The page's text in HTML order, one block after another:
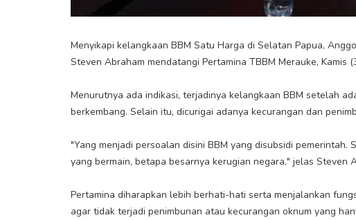
Menyikapi kelangkaan BBM Satu Harga di Selatan Papua,
Steven Abraham mendatangi Pertamina TBBM Merauke, Kamis
Menurutnya ada indikasi, terjadinya kelangkaan BBM setelah
berkembang. Selain itu, dicurigai adanya kecurangan dan
"Yang menjadi persoalan disini BBM yang disubsidi
yang bermain, betapa besarnya kerugian negara," jelas Steven
Pertamina diharapkan lebih berhati-hati serta menjalankan
agar tidak terjadi penimbunan atau kecurangan oknum yang